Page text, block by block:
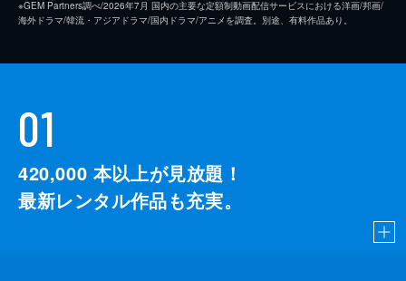
※GEM Partners調べ/2026年7⽉ 国内の主要な定額制動画配信サービスにおける洋画/邦画/
海外ドラマ/韓流・アジアドラマ/国内ドラマ/アニメを調査。別途、有料作品あり。
01
420,000 本以上が見放題！
最新レンタル作品も充実。